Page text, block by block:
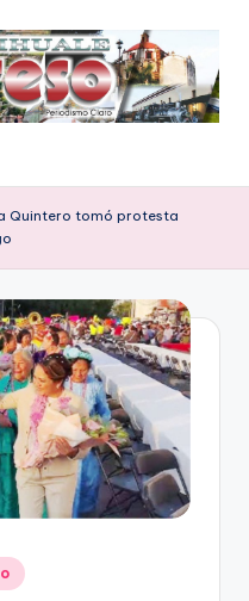
Quintero tomó protesta